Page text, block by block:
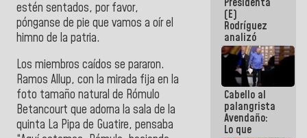
estén sentados, por favor,
pónganse de pie que vamos a oír el
himno de la patria.
Los miembros caídos se pararon.
Ramos Allup, con la mirada fija en la
foto tamaño natural de Rómulo
Betancourt que adorna la sala de la
quinta La Pipa de Guatire, pensaba
de la
República
(E)
Rodríguez
analizó
junto a
gobernadores
planes de
recuperación
del Sistema
Eléctrico
Nacional
Cabello al
palangrista
Avendaño:
Lo que